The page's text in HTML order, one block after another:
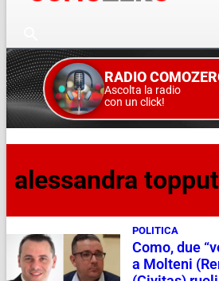
RADIO
Ascolta la radio
con un click!
alessandra
POLITICA
Como, due
a Molteni